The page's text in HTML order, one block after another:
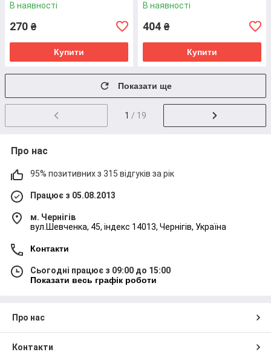
ДОСТАВКА
відкрите відділення Нової пошти та
УкрПошти. У Чернігові забрати товари
можна самостійно.
В наявності
270 ₴
Купити
В наявності
404 ₴
Купити
Показати ще
1 / 19
Про нас
95% позитивних з 315 відгуків за рік
Працює з 05.08.2013
м. Чернігів
вул.Шевченка, 45, індекс 14013, Чернігів, Україна
Контакти
Сьогодні працює з 09:00 до 15:00
Показати весь графік роботи
Про нас
Контакти